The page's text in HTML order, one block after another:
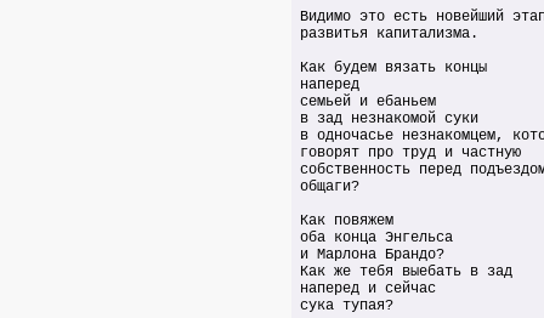
Видимо это есть новейший
развитья капитализма.
Как будем вязать концы
наперед
семьей и ебаньем
в зад незнакомой суки
в одночасье незнакомцем,
говорят про труд и частную
собственность перед
общаги?
Как повяжем
оба конца Энгельса
и Марлона Брандо?
Как же тебя выебать в зад
наперед и сейчас
сука тупая?